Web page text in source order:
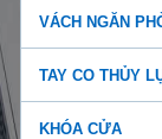
VÁCH NGĂN
TAY CO THỦY
KHÓA CỬA